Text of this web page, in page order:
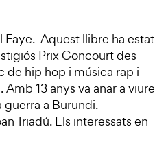
Aquest llibre ha estat
Prix Goncourt des
de hip hop i música rap i
13 anys va anar a viure
guerra a Burundi.
Triadú. Els interessats en